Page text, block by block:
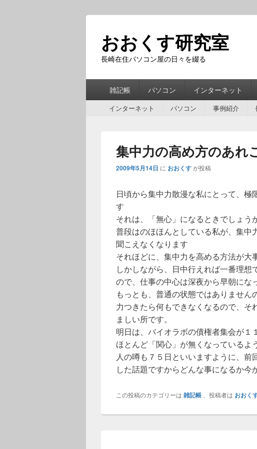
おおくす研究室
長崎在住パソコン屋の日々を綴る
雑記帳 パソコン インターネット
インターネット パソコン 事例紹介
集中力の高め方のあれ
2009年5月14日 に おおくすが投稿
日頃から集中力散漫な私にとって、極
す
それは、「無心」になるときでしょうか
普段はのほほんとしている私が、集中
聞こえなくなります
それほどに、集中力を高める方法が大
しかしながら、日中行えれば一番理
ので、仕事の中心は深夜から早朝にな
もっとも、普通の状態ではありませ
力つきたら何もできなくなるので、そ
ましい所です。
明日は、バイオラボの債権者集会が１
ほとんど「関心」が無くなっているよ
人の噂も７５日といいますように、前
した話題ですからどんな事になるか今
この投稿のカテゴリーは 雑記帳 、投稿者は おおく